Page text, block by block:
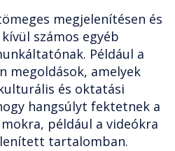
megjelenítésen és
számos egyéb
Például a
megoldások, amelyek
és oktatási
hangsúlyt fektetnek a
például a videókra
tartalomban.